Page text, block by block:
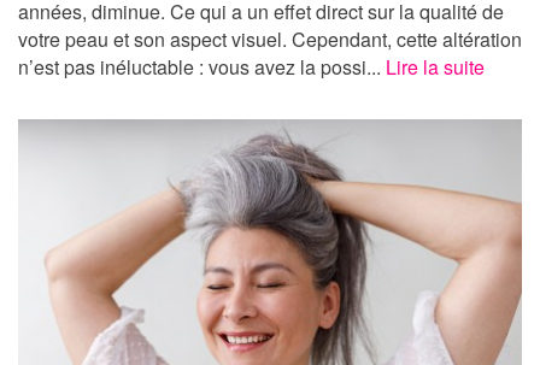
années, diminue. Ce qui a un effet direct sur la qualité de
votre peau et son aspect visuel. Cependant, cette altération
n’est pas inéluctable : vous avez la possi... Lire la suite